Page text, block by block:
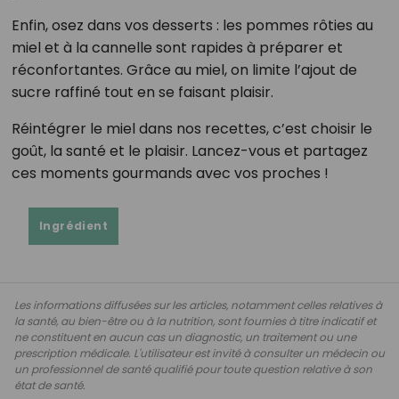
Enfin, osez dans vos desserts : les pommes rôties au
miel et à la cannelle sont rapides à préparer et
réconfortantes. Grâce au miel, on limite l’ajout de
sucre raffiné tout en se faisant plaisir.
Réintégrer le miel dans nos recettes, c’est choisir le
goût, la santé et le plaisir. Lancez-vous et partagez
ces moments gourmands avec vos proches !
Ingrédient
Les informations diffusées sur les articles, notamment celles relatives à
la santé, au bien-être ou à la nutrition, sont fournies à titre indicatif et
ne constituent en aucun cas un diagnostic, un traitement ou une
prescription médicale. L'utilisateur est invité à consulter un médecin ou
un professionnel de santé qualifié pour toute question relative à son
état de santé.